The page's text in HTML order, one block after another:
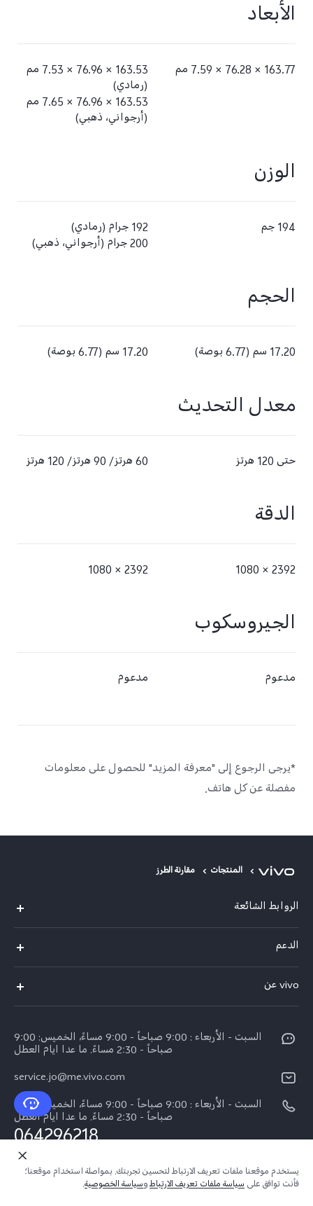
الأبعاد
163.77 × 76.28 × 7.59 مم
163.53 × 76.96 × 7.53 مم
(رمادي)
163.53 × 76.96 × 7.65 مم
(أرجواني، ذهبي)
الوزن
194 جم
192 جرام (رمادي)
200 جرام (أرجواني، ذهبي)
الحجم
17.20 سم (6.77 بوصة) 17.20 سم (6.77 بوصة)
معدل التحديث
حتى 120 هرتز 60 هرتز/ 90 هرتز/ 120 هرتز
الدقة
2392 × 1080
2392 × 1080
الجيروسكوب
مدعوم مدعوم
*يرجى الرجوع إلى "معرفة المزيد" للحصول على معلومات
مفصلة عن كل هاتف.
المنتجات مقارنة الطرز
الروابط الشائعة
Y19s(New)
Y28(New)
Y03
كل الموديلات
الدعم
مركز الخدمة
Funtouch OS
اسعار قطع الغيار
تحديثات النظام
بيان الخصوصية بشأن خدمة العملاء
vivo عن
اضغط
الإشعارات القانونية
نبذة عنا
السبت - الأربعاء : 9:00 صباحاً - 9:00 مساءً، الخميس: 9:00
صباحاً - 2:30 مساءً. ما عدا ايام العطل
service.jo@me.vivo.com
السبت - الأربعاء : 9:00 صباحاً - 9:00 مساءً، الخميس: 9:00
صباحاً - 2:30 مساءً. ما عدا ايام العطل
064296218
السبت - الأربعاء : 9:00 صباحاً - 9:00 مساءً، الخميس: 9:00
صباحاً - 2:30 مساءً. ما عدا ايام العطل
080023198
يستخدم موقعنا ملفات تعريف الارتباط لتحسين تجربتك. بمواصلة استخدام موقعنا؛
فأنت توافق علىسياسة ملفات تعريف الارتباطوسياسة الخصوصية.